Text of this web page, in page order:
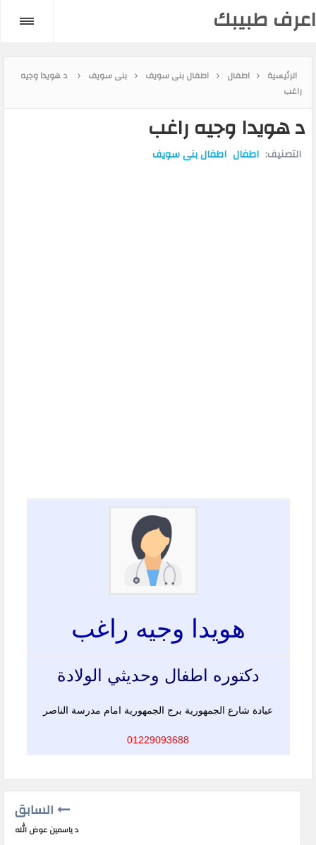
اعرف طبيبك
الرئيسية اطفال اطفال بنى سويف بنى سويف
د هويدا وجيه
راغب
د هويدا وجيه راغب
التصنيف: اطفال اطفال بنى سويف
هويدا وجيه راغب
دكتوره اطفال وحديثي الولادة
عيادة شارع الجمهورية برج الجمهورية امام مدرسة الناصر
01229093688
السابق
د ياسمين عوض الله